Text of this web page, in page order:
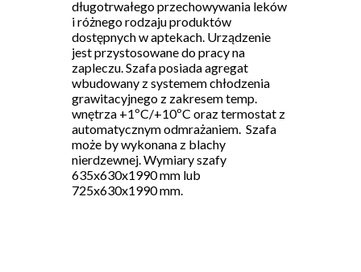
długotrwałego przechowywania leków
i różnego rodzaju produktów
dostępnych w aptekach. Urządzenie
jest przystosowane do pracy na
zapleczu. Szafa posiada agregat
wbudowany z systemem chłodzenia
grawitacyjnego z zakresem temp.
wnętrza +1ºC/+10ºC oraz termostat z
automatycznym odmrażaniem. Szafa
może by wykonana z blachy
nierdzewnej. Wymiary szafy
635x630x1990 mm lub
725x630x1990 mm.